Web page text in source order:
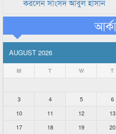
করলেন সাংসদ আবুল হাসান
AUGUST 2026
M T W T
3
4 5 6
10
11 12 13
17
18 19 20